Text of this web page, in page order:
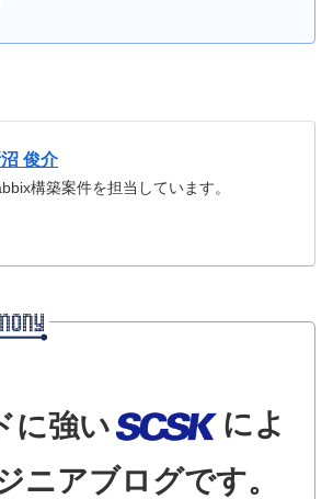
俊介
構築案件を担当しています。
に強い
によ
ニアブログです。